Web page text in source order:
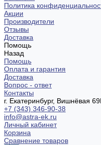
Политика
Акции
Производители
Отзывы
Доставка
Помощь
Назад
Помощь
Оплата и гарантия
Доставка
Вопрос - ответ
Контакты
г. Екатеринбург, Вишнёвая
+7 (343) 346-90-38
info@astra-ek.ru
Личный кабинет
Корзина
Сравнение товаров